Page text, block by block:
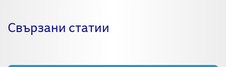
Свързани статии